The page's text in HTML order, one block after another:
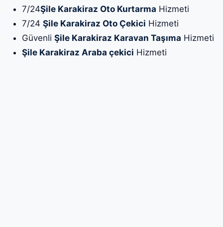
7/24Şile Karakiraz Oto Kurtarma Hizmeti
7/24 Şile Karakiraz Oto Çekici Hizmeti
Güvenli Şile Karakiraz Karavan Taşıma Hizmeti
Şile Karakiraz Araba çekici Hizmeti